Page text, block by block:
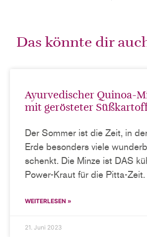
Das könnte dir
Ayurvedischer Quinoa-
mit gerösteter
Der Sommer ist die Zeit, in
Erde besonders viele
schenkt. Die Minze ist DAS
Power-Kraut für die Pitta-
WEITERLESEN »
21. Juni 2023